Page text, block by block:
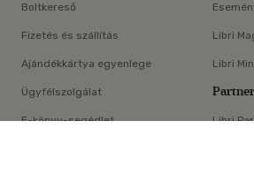
Boltkereső
Fizetés és szállítás
Ajándékkártya egyenlege
Ügyfélszolgálat
E-könyv-segédlet
Libri
Libri
Libri